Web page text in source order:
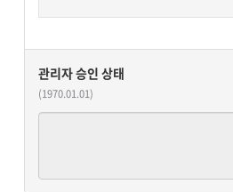
관리자 승인 상태
(1970.01.01)